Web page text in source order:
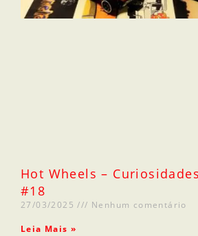
Hot Wheels –
#18
27/03/2025 Nenhum comentário
Leia Mais »